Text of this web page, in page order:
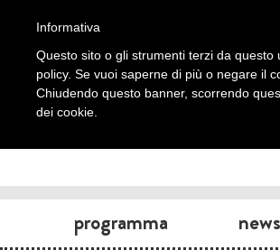
programma news
Informativa
Questo sito o gli strumenti terzi da
policy. Se vuoi saperne di più o negare il
Chiudendo questo banner, scorrendo
dei cookie.